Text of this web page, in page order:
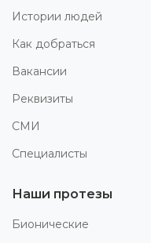
Истории людей
Как добраться
Вакансии
Реквизиты
СМИ
Специалисты
Наши протезы
Бионические